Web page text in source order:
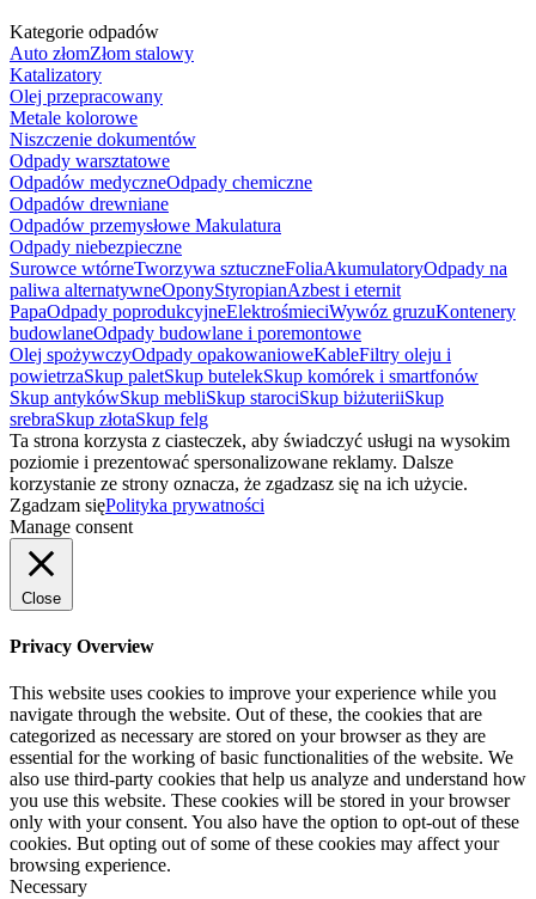
Kategorie odpadów
Auto złomZłom stalowy
Katalizatory
Olej przepracowany
Metale kolorowe
Niszczenie dokumentów
Odpady warsztatowe
Odpadów medyczneOdpady chemiczne
Odpadów drewniane
Odpadów przemysłowe Makulatura
Odpady niebezpieczne
Surowce wtórneTworzywa sztuczneFoliaAkumulatoryOdpady na
paliwa alternatywneOponyStyropianAzbest i eternit
PapaOdpady poprodukcyjneElektrośmieciWywóz gruzuKontenery
budowlaneOdpady budowlane i poremontowe
Olej spożywczyOdpady opakowanioweKableFiltry oleju i
powietrzaSkup paletSkup butelekSkup komórek i smartfonów
Skup antykówSkup mebliSkup starociSkup biżuteriiSkup
srebraSkup złotaSkup felg
Ta strona korzysta z ciasteczek, aby świadczyć usługi na wysokim
poziomie i prezentować spersonalizowane reklamy. Dalsze
korzystanie ze strony oznacza, że zgadzasz się na ich użycie.
Zgadzam sięPolityka prywatności
Manage consent
Close
Privacy Overview
This website uses cookies to improve your experience while you
navigate through the website. Out of these, the cookies that are
categorized as necessary are stored on your browser as they are
essential for the working of basic functionalities of the website. We
also use third-party cookies that help us analyze and understand how
you use this website. These cookies will be stored in your browser
only with your consent. You also have the option to opt-out of these
cookies. But opting out of some of these cookies may affect your
browsing experience.
Necessary